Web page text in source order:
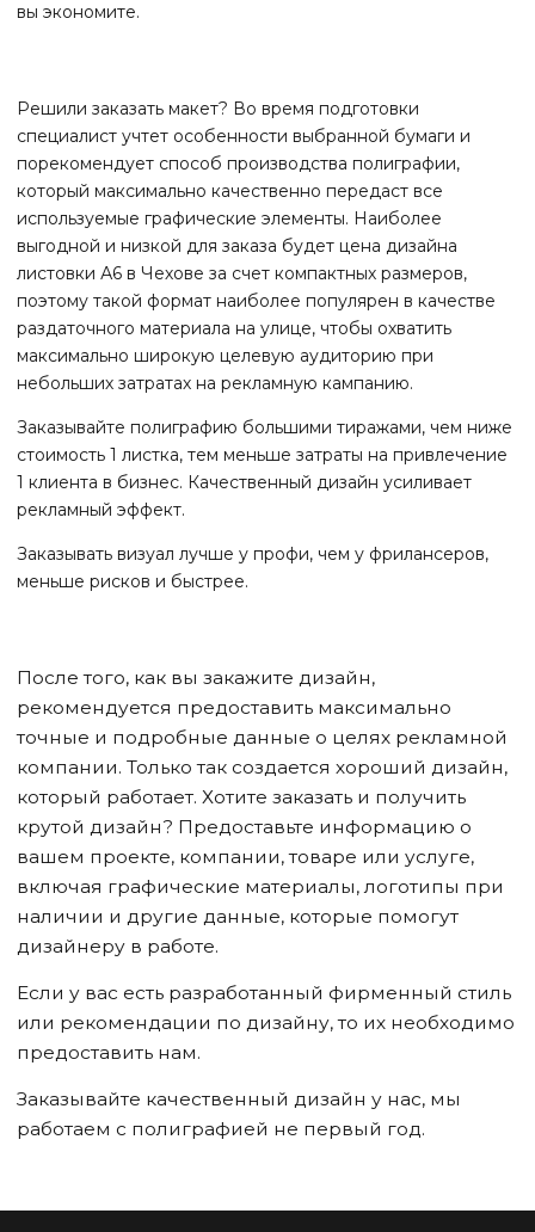
вы экономите.
Решили заказать макет? Во время подготовки
специалист учтет особенности выбранной бумаги и
порекомендует способ производства полиграфии,
который максимально качественно передаст все
используемые графические элементы. Наиболее
выгодной и низкой для заказа будет цена дизайна
листовки А6 в Чехове за счет компактных размеров,
поэтому такой формат наиболее популярен в качестве
раздаточного материала на улице, чтобы охватить
максимально широкую целевую аудиторию при
небольших затратах на рекламную кампанию.
Заказывайте полиграфию большими тиражами, чем ниже
стоимость 1 листка, тем меньше затраты на привлечение
1 клиента в бизнес. Качественный дизайн усиливает
рекламный эффект.
Заказывать визуал лучше у профи, чем у фрилансеров,
меньше рисков и быстрее.
После того, как вы закажите дизайн,
рекомендуется предоставить максимально
точные и подробные данные о целях рекламной
компании. Только так создается хороший дизайн,
который работает. Хотите заказать и получить
крутой дизайн? Предоставьте информацию о
вашем проекте, компании, товаре или услуге,
включая графические материалы, логотипы при
наличии и другие данные, которые помогут
дизайнеру в работе.
Если у вас есть разработанный фирменный стиль
или рекомендации по дизайну, то их необходимо
предоставить нам.
Заказывайте качественный дизайн у нас, мы
работаем с полиграфией не первый год.